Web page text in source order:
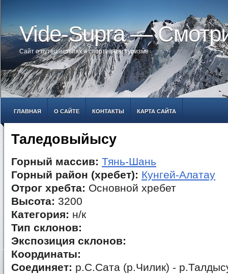
Vide-Supra —
Сайт о путешествиях и спортивном туризме
ГЛАВНАЯ О САЙТЕ КОНТАКТЫ КАРТА САЙТА
Таледовыйысу
Горный массив: Тянь-Шань
Горный район (хребет): Кунгей-Алатау
Отрог хребта: Основной хребет
Высота: 3200
Категория: н/к
Тип склонов:
Экспозиция склонов:
Координаты:
Соединяет: р.С.Сата (р.Чилик) -